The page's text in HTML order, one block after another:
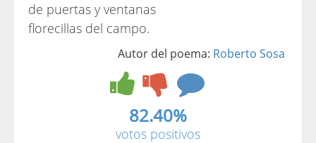
de puertas y ventanas
florecillas del campo.
Autor del poema: Roberto Sosa
82.40%
votos positivos